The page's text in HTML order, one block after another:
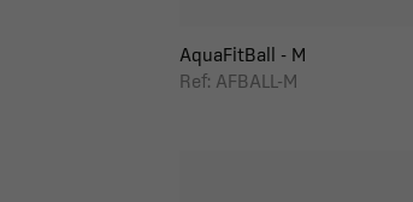
AquaFitBall - M
Ref: AFBALL-M